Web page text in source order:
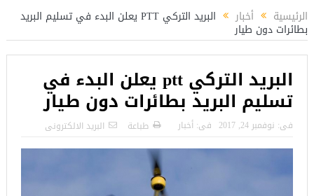
الرئيسية أخبار البريد التركي PTT يعلن البدء في تسليم البريد
بطائرات دون طيار
البريد التركي ptt يعلن البدء في
تسليم البريد بطائرات دون طيار
فى: نوفمبر 24, 2017 فى: أخبار طباعة البريد الالكترونى